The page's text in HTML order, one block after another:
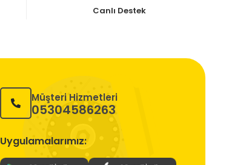
Canlı Destek
Müşteri Hizmetleri
05304586263
Uygulamalarımız: